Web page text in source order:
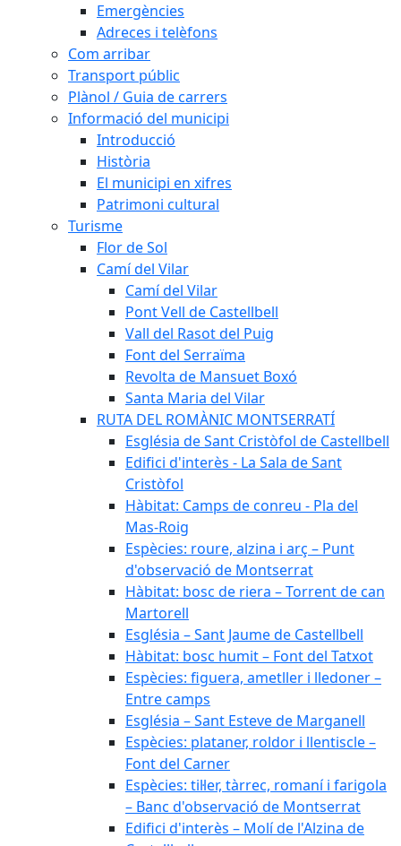
Emergències
Adreces i telèfons
Com arribar
Transport públic
Plànol / Guia de carrers
Informació del municipi
Introducció
Història
El municipi en xifres
Patrimoni cultural
Turisme
Flor de Sol
Camí del Vilar
Camí del Vilar
Pont Vell de Castellbell
Vall del Rasot del Puig
Font del Serraïma
Revolta de Mansuet Boxó
Santa Maria del Vilar
RUTA DEL ROMÀNIC MONTSERRATÍ
Església de Sant Cristòfol de Castellbell
Edifici d'interès - La Sala de Sant
Cristòfol
Hàbitat: Camps de conreu - Pla del
Mas-Roig
Espècies: roure, alzina i arç – Punt
d'observació de Montserrat
Hàbitat: bosc de riera – Torrent de can
Martorell
Església – Sant Jaume de Castellbell
Hàbitat: bosc humit – Font del Tatxot
Espècies: figuera, ametller i lledoner –
Entre camps
Església – Sant Esteve de Marganell
Espècies: plataner, roldor i llentiscle –
Font del Carner
Espècies: til·ler, tàrrec, romaní i farigola
– Banc d'observació de Montserrat
Edifici d'interès – Molí de l'Alzina de